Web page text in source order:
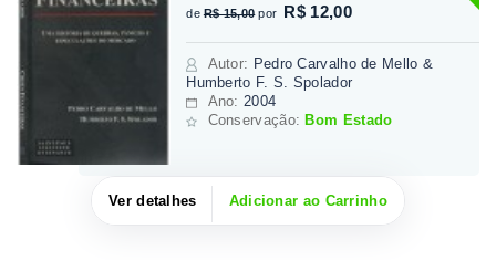
de R$ 15,00 por R$ 12,00
Autor: Pedro Carvalho de Mello &
Humberto F. S. Spolador
Ano: 2004
Conservação: Bom Estado
Ver detalhes Adicionar ao Carrinho